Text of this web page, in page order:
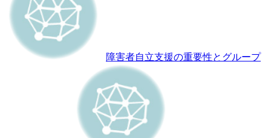
障害者自立支援の重要性とグループ